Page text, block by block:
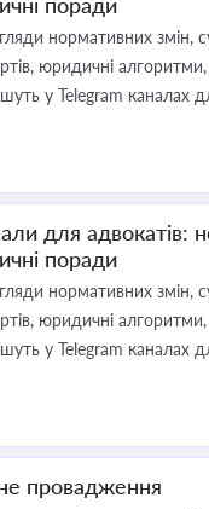
нормативних змін,
юридичні
у Telegram каналах
для адвокатів:
поради
нормативних змін,
юридичні
у Telegram каналах
провадження